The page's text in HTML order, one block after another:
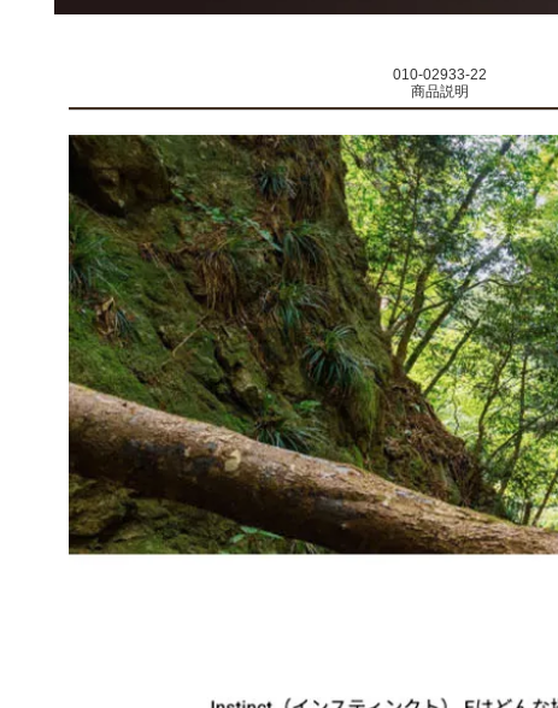
010-02933-22
商品説明